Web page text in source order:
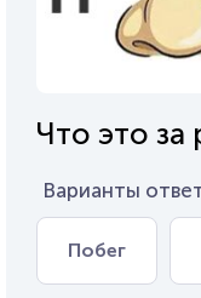
Что это за
Варианты
Побег